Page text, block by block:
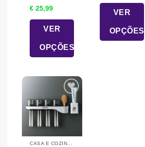
€ 25,99
VER
OPÇÕES
variants.
The
options
be
VER
OPÇÕES
CASA E COZINHA